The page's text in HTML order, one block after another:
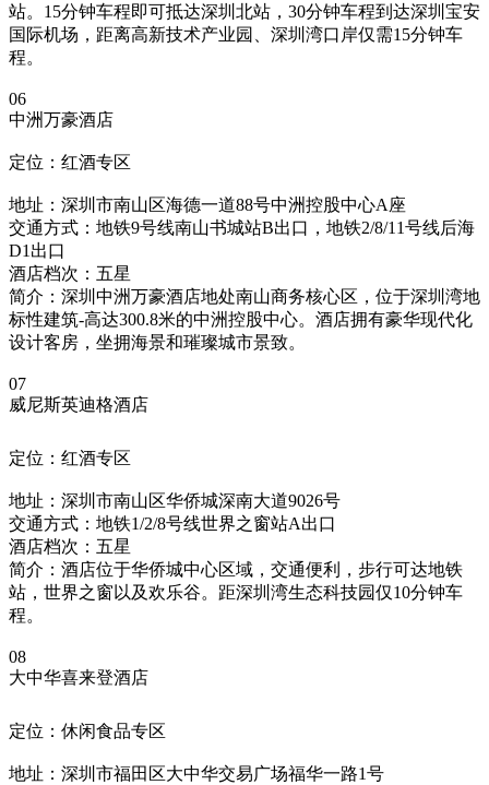
站。15分钟车程即可抵达深圳北站，30分钟车程到达深圳宝安
国际机场，距离高新技术产业园、深圳湾口岸仅需15分钟车
程。
06
中洲万豪酒店
定位：红酒专区
地址：深圳市南山区海德一道88号中洲控股中心A座
交通方式：地铁9号线南山书城站B出口，地铁2/8/11号线后海
D1出口
酒店档次：五星
简介：深圳中洲万豪酒店地处南山商务核心区，位于深圳湾地
标性建筑-高达300.8米的中洲控股中心。酒店拥有豪华现代化
设计客房，坐拥海景和璀璨城市景致。
07
威尼斯英迪格酒店
定位：红酒专区
地址：深圳市南山区华侨城深南大道9026号
交通方式：地铁1/2/8号线世界之窗站A出口
酒店档次：五星
简介：酒店位于华侨城中心区域，交通便利，步行可达地铁
站，世界之窗以及欢乐谷。距深圳湾生态科技园仅10分钟车
程。
08
大中华喜来登酒店
定位：休闲食品专区
地址：深圳市福田区大中华交易广场福华一路1号